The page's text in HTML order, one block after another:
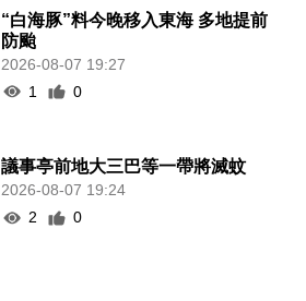
“白海豚”料今晚移入東海 多地提前
防颱
2026-08-07 19:27
1
0
議事亭前地大三巴等一帶將滅蚊
2026-08-07 19:24
2
0